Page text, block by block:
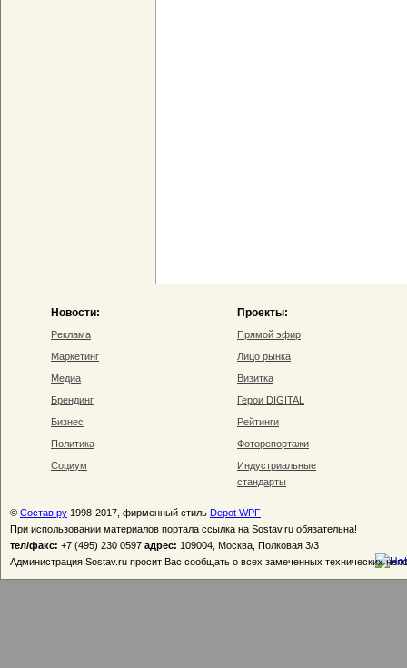
Новости:
Реклама
Маркетинг
Медиа
Брендинг
Бизнес
Политика
Социум
Проекты:
Прямой эфир
Лицо рынка
Визитка
Герои DIGITAL
Рейтинги
Фоторепортажи
Индустриальные
стандарты
© Состав.ру 1998-2017, фирменный стиль Depot WPF
При использовании материалов портала ссылка на Sostav.ru обязательна!
тел/факс: +7 (495) 230 0597 адрес: 109004, Москва, Полковая 3/3
Администрация Sostav.ru просит Вас сообщать о всех замеченных технических